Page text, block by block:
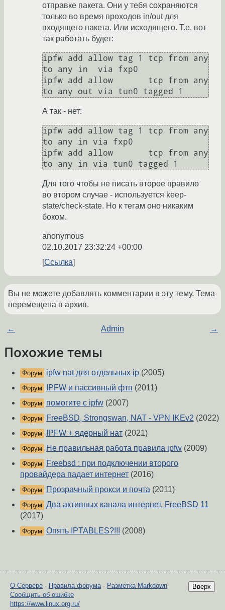
отправке пакета. Они у тебя сохраняются
только во время проходов in/out для
входящего пакета. Или исходящего. Т.е. вот
так работать будет:
ipfw add allow tag 1 tcp from any
to any in  via fxp0
ipfw add allow       tcp from any
А так - нет:
ipfw add allow tag 1 tcp from any
to any in via fxp0
ipfw add allow       tcp from any
Для того чтобы не писать второе правило
во втором случае - используется keep-
state/check-state. Но к тегам оно никаким
боком.
anonymous
02.10.2017 23:32:24 +00:00
Ссылка
Вы не можете добавлять комментарии в эту тему. Тема
перемещена в архив.
← Admin →
Похожие темы
Форум ipfw nat для отдельных ip (2005)
Форум IPFW и пассивный фтп (2011)
Форум помогите с ipfw (2007)
Форум FreeBSD, Strongswan, NAT - VPN IKEv2 (2022)
Форум IPFW + ядерный нат (2021)
Форум Не правильная работа правила ipfw (2009)
Форум
Freebsd : при подключении второго
провайдера падает интернет (2016)
Форум Прозрачный прокси и почта (2011)
Форум Два активных канала интернет, FreeBSD 11
(2017)
Форум Опять IPTABLES?!!! (2008)
Вверх
О Сервере - Правила форума - Разметка Markdown
Сообщить об ошибке
https://www.linux.org.ru/